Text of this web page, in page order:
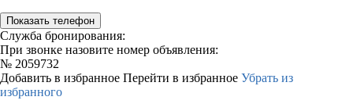
Показать телефон
Служба бронирования:
При звонке назовите номер объявления:
№ 2059732
Добавить в избранное Перейти в избранное Убрать из
избранного